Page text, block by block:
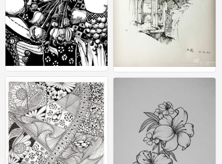
黑白装饰画
28
建筑速写，手绘，线稿。